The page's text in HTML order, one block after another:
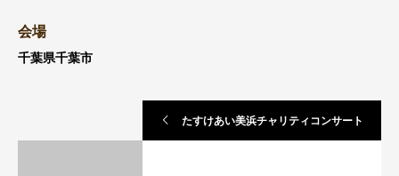
会場
千葉県千葉市
たすけあい美浜チャリティコンサート